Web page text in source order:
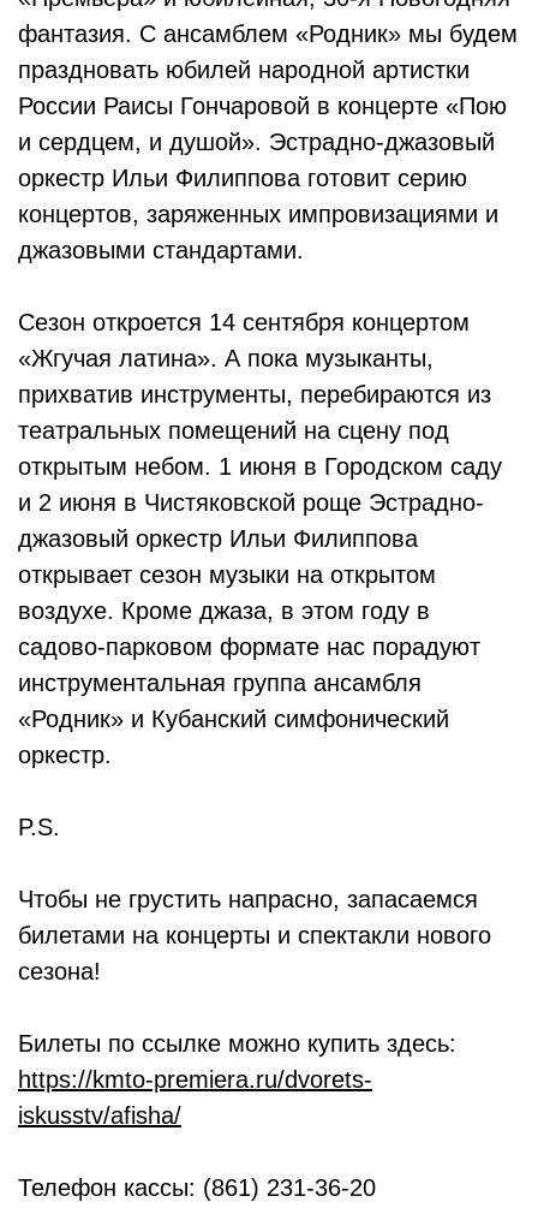
фантазия. С ансамблем «Родник» мы будем
праздновать юбилей народной артистки
России Раисы Гончаровой в концерте «Пою
и сердцем, и душой». Эстрадно-джазовый
оркестр Ильи Филиппова готовит серию
концертов, заряженных импровизациями и
джазовыми стандартами.
Сезон откроется 14 сентября концертом
«Жгучая латина». А пока музыканты,
прихватив инструменты, перебираются из
театральных помещений на сцену под
открытым небом. 1 июня в Городском саду
и 2 июня в Чистяковской роще Эстрадно-
джазовый оркестр Ильи Филиппова
открывает сезон музыки на открытом
воздухе. Кроме джаза, в этом году в
садово-парковом формате нас порадуют
инструментальная группа ансамбля
«Родник» и Кубанский симфонический
оркестр.
P.S.
Чтобы не грустить напрасно, запасаемся
билетами на концерты и спектакли нового
сезона!
Билеты по ссылке можно купить здесь:
https://kmto-premiera.ru/dvorets-
iskusstv/afisha/
Телефон кассы: (861) 231-36-20